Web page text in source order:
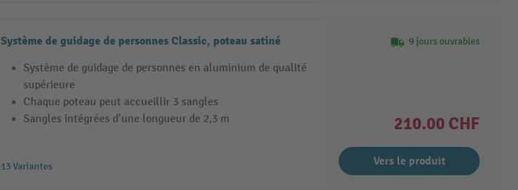
Système de guidage de personnes Classic, poteau satiné
Système de guidage de personnes en aluminium de qualité
supérieure
Chaque poteau peut accueillir 3 sangles
Sangles intégrées d’une longueur de 2,3 m
13 Variantes
9 jours ouvrables
210.00 CHF
Vers le produit